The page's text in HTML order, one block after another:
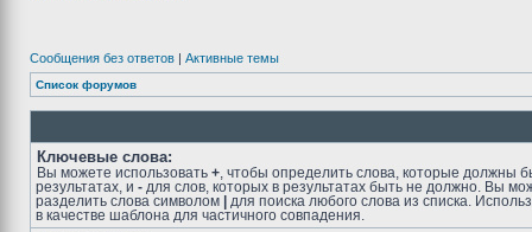
Сообщения без ответов | Активные темы
Список форумов
Ключевые слова:
Вы можете использовать + , чтобы определить слова, которые должны
результатах, и - для слов, которых в результатах быть не должно. Вы
разделить слова символом
для поиска любого слова из списка.
в качестве шаблона для частичного совпадения.